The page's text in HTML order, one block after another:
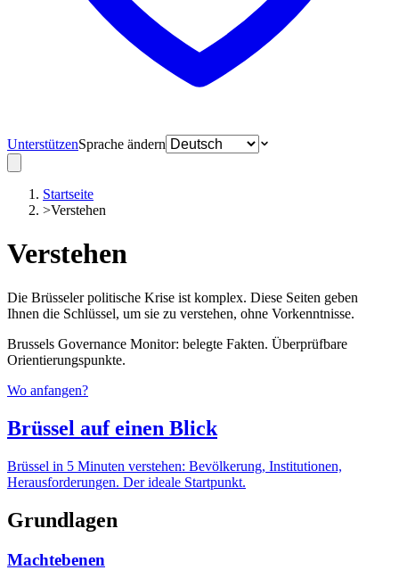
UnterstützenSprache ändern
Startseite
>Verstehen
Verstehen
Die Brüsseler politische Krise ist komplex. Diese Seiten geben
Ihnen die Schlüssel, um sie zu verstehen, ohne Vorkenntnisse.
Brussels Governance Monitor: belegte Fakten. Überprüfbare
Orientierungspunkte.
Wo anfangen?
Brüssel auf einen Blick
Brüssel in 5 Minuten verstehen: Bevölkerung, Institutionen,
Herausforderungen. Der ideale Startpunkt.
Grundlagen
Machtebenen